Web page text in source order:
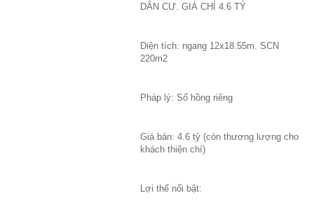
DÂN CƯ. GIÁ CHỈ 4.6 TỶ
Diện tích: ngang 12x18.55m. SCN
220m2
Pháp lý: Sổ hồng riêng
Giá bán: 4.6 tỷ (còn thương lượng cho
khách thiện chí)
Lợi thế nổi bật: